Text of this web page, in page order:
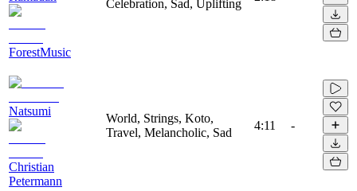
ForestMusic
Celebration, Sad, Uplifting
Natsumi
Christian
Petermann
World, Strings, Koto,
Travel, Melancholic, Sad
4:11 -